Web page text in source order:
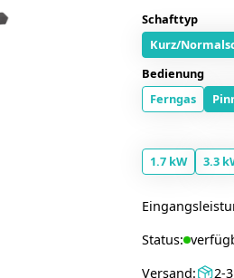
Status:
Versand:
2-
Schafttyp
Kurz/
Bedienung
Ferngas
1.7 kW 3.3